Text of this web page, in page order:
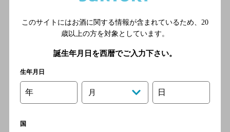
中央本線 八王子駅／ＪＲ八
高線 八王子駅／ＪＲ中央線
王八王子駅
ハハハ八王子
このサイトにはお酒に関する情報が含まれているため、 20
歳以上の方を対象としています。
誕生年月日を西暦でご入力下さい。
生年月日
年 月 日
国